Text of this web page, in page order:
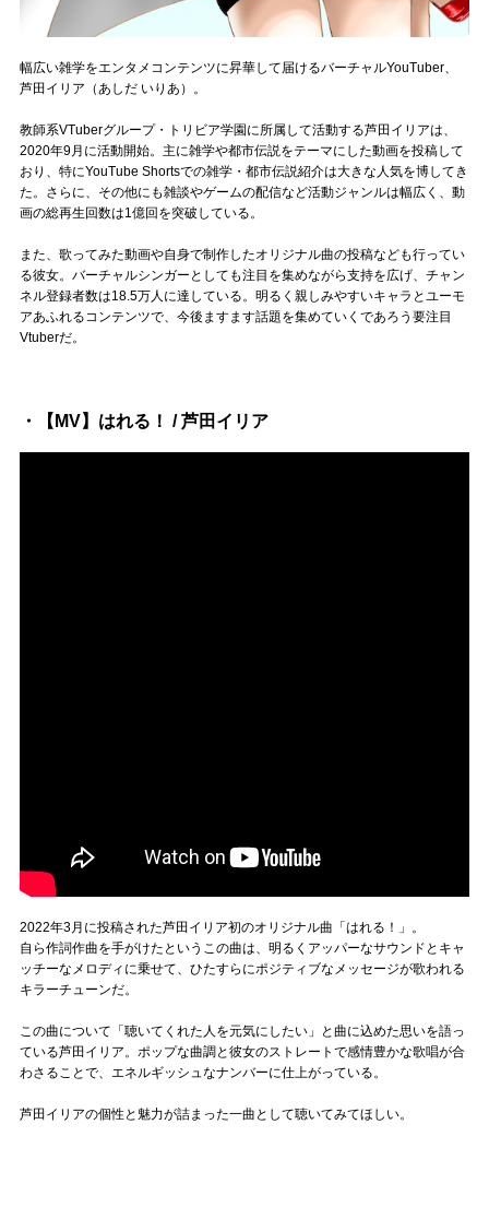
幅広い雑学をエンタメコンテンツに昇華して届けるバーチャルYouTuber、
芦田イリア（あしだ いりあ）。
教師系VTuberグループ・トリビア学園に所属して活動する芦田イリアは、
2020年9月に活動開始。主に雑学や都市伝説をテーマにした動画を投稿して
おり、特にYouTube Shortsでの雑学・都市伝説紹介は大きな人気を博してき
た。さらに、その他にも雑談やゲームの配信など活動ジャンルは幅広く、動
画の総再生回数は1億回を突破している。
また、歌ってみた動画や自身で制作したオリジナル曲の投稿なども行ってい
る彼女。バーチャルシンガーとしても注目を集めながら支持を広げ、チャン
ネル登録者数は18.5万人に達している。明るく親しみやすいキャラとユーモ
アあふれるコンテンツで、今後ますます話題を集めていくであろう要注目
Vtuberだ。
・【MV】はれる！ / 芦田イリア
2022年3月に投稿された芦田イリア初のオリジナル曲「はれる！」。
自ら作詞作曲を手がけたというこの曲は、明るくアッパーなサウンドとキャ
ッチーなメロディに乗せて、ひたすらにポジティブなメッセージが歌われる
キラーチューンだ。
この曲について「聴いてくれた人を元気にしたい」と曲に込めた思いを語っ
ている芦田イリア。ポップな曲調と彼女のストレートで感情豊かな歌唱が合
わさることで、エネルギッシュなナンバーに仕上がっている。
芦田イリアの個性と魅力が詰まった一曲として聴いてみてほしい。